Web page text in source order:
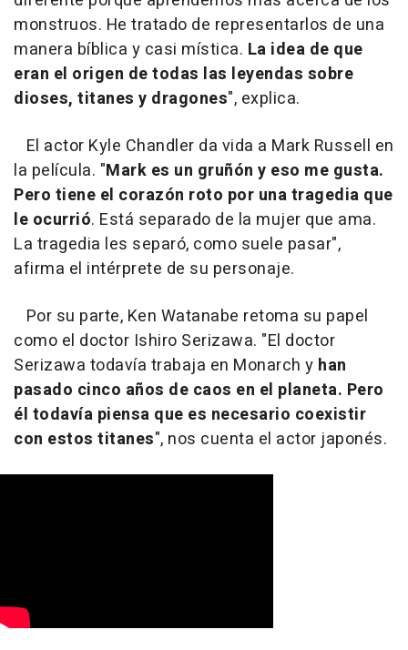
monstruos. He tratado de representarlos de una
manera bíblica y casi mística. La idea de que
eran el origen de todas las leyendas sobre
dioses, titanes y dragones", explica.
El actor Kyle Chandler da vida a Mark Russell en
la película. "Mark es un gruñón y eso me gusta.
Pero tiene el corazón roto por una tragedia que
le ocurrió. Está separado de la mujer que ama.
La tragedia les separó, como suele pasar",
afirma el intérprete de su personaje.
Por su parte, Ken Watanabe retoma su papel
como el doctor Ishiro Serizawa. "El doctor
Serizawa todavía trabaja en Monarch y han
pasado cinco años de caos en el planeta. Pero
él todavía piensa que es necesario coexistir
con estos titanes", nos cuenta el actor japonés.